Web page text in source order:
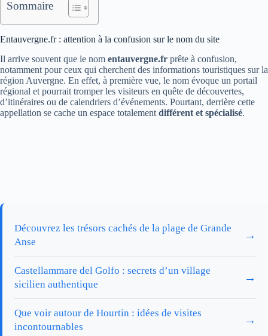
Sommaire
Entauvergne.fr : attention à la confusion sur le nom du site
Il arrive souvent que le nom entauvergne.fr prête à confusion,
notamment pour ceux qui cherchent des informations touristiques sur la
région Auvergne. En effet, à première vue, le nom évoque un portail
régional et pourrait tromper les visiteurs en quête de découvertes,
d’itinéraires ou de calendriers d’événements. Pourtant, derrière cette
appellation se cache un espace totalement différent et spécialisé.
Découvrez les trésors cachés de la plage de Grande
Anse
→
Castellammare del Golfo : secrets d’un village
sicilien authentique
→
Que voir autour de Hourtin : idées de visites
incontournables
→